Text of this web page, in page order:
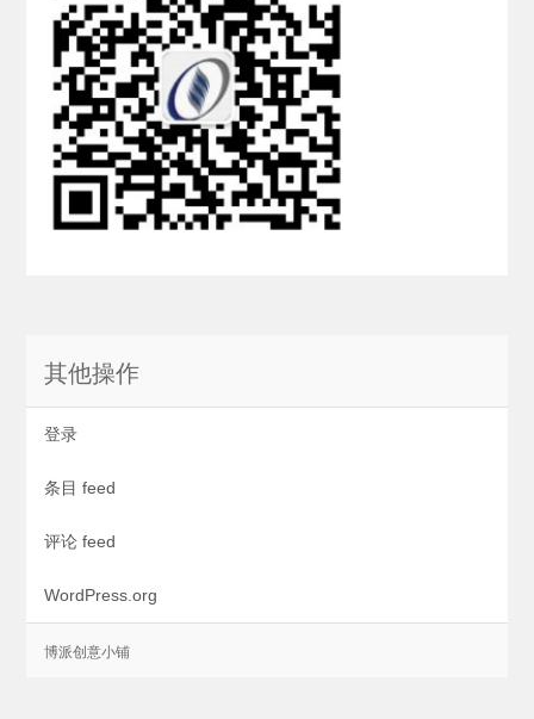
其他操作
登录
条目 feed
评论 feed
WordPress.org